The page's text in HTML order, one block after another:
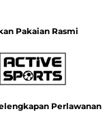
Pakaian Rasmi
Perlawanan